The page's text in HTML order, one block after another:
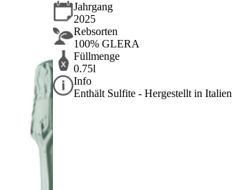
Jahrgang
2025
Rebsorten
100% GLERA
Füllmenge
0.75l
Info
Enthält Sulfite - Hergestellt in Italien